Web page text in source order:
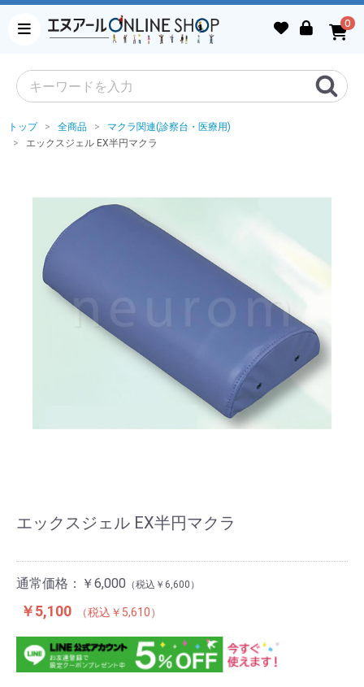
0
トップ 全商品
マクラ関連(診察台・医療用)
エックスジェル EX半円マクラ
エックスジェル EX半円マクラ
通常価格： ￥6,000 ￥6,600
￥5,100 ￥5,610